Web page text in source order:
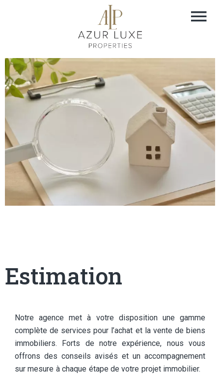
Estimation
Notre agence met à votre disposition une gamme
complète de services pour l’achat et la vente de biens
immobiliers. Forts de notre expérience, nous vous
offrons des conseils avisés et un accompagnement
sur mesure à chaque étape de votre projet immobilier.